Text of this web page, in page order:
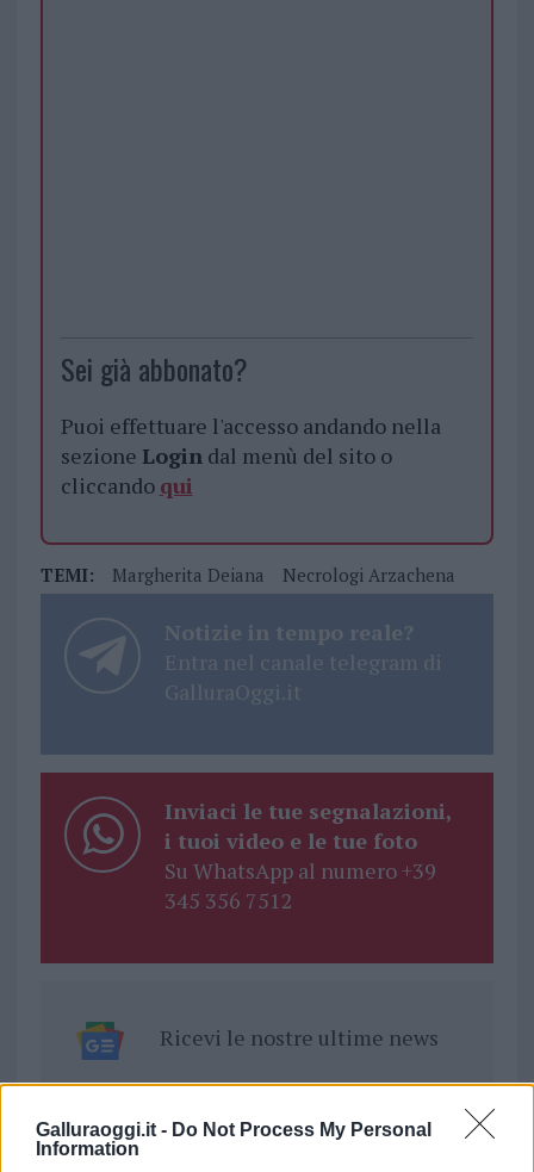
Galluraoggi.it - Do Not Process My Personal
Information
Sei già abbonato?
Puoi effettuare l'accesso andando nella
sezione Logindal menù del sito o
cliccando qui
TEMI: Margherita Deiana Necrologi Arzachena
Notizie in tempo reale?
Entra nel canale telegram di
GalluraOggi.it
Inviaci le tue segnalazioni,
i tuoi video e le tue foto
Su WhatsApp al numero +39
345 356 7512
Ricevi le nostre ultime news